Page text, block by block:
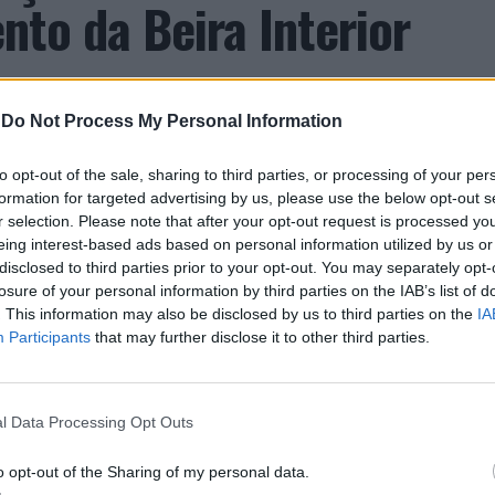
Do Not Process My Personal Information
opt-out of the sale, sharing to third parties, or processing of your
for targeted advertising by us, please use the below opt-out
selection. Please note that after your opt-out request is processed
interest-based ads based on personal information utilized by us
to third parties prior to your opt-out. You may separately
of your personal information by third parties on the IAB’s list of
This information may also be disclosed by us to third parties on the
Participants that may further disclose it to other third parties.
Data Processing Opt Outs
opt-out of the Sharing of my personal data.
da Beira Interior
defende que a Beira Interior, localizada
período de “forte crescimento económico e
atualmente “condições para atrair novos
e consolidar um modelo de
na inovação e na valorização do território”.
no âmbito de mais uma edição da
16 e 26 de julho, na Covilhã, sendo considerada
Com origens medievais e realizada
tradição, atividade económica, comércio,